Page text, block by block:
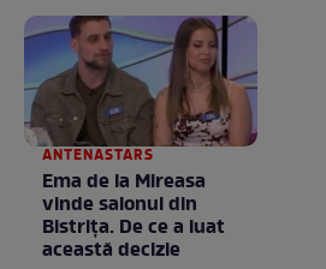
ANTENASTARS
Ema de la Mireasa
vinde salonul din
Bistrița. De ce a luat
această decizie